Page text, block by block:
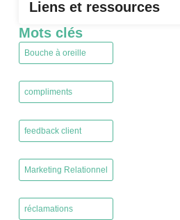
Liens et ressources
Mots clés
Bouche à oreille
compliments
feedback client
Marketing Relationnel
réclamations